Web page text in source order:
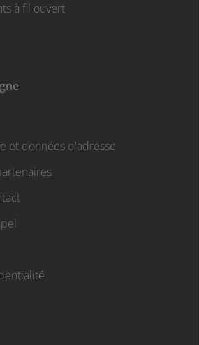
à fil ouvert
et données d'adresse